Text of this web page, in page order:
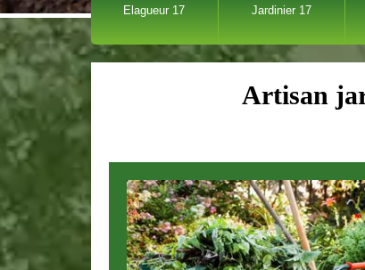
Elagueur 17 Jardinier 17
Artisan